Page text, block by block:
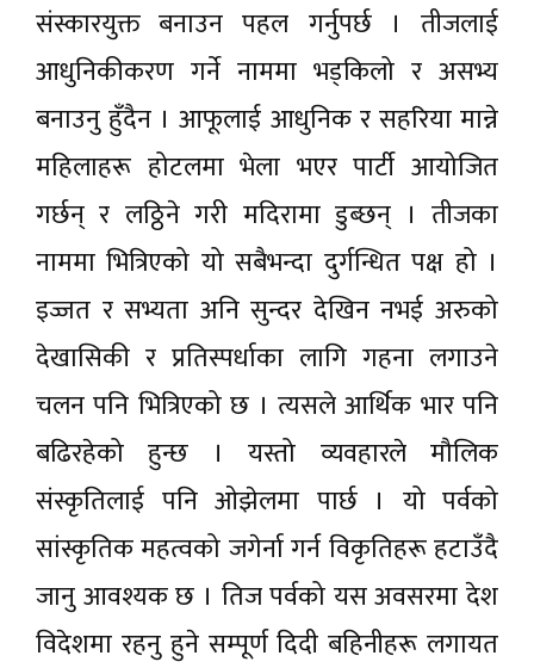
संस्कारयुक्त बनाउन पहल गर्नुपर्छ । तीजलाई
आधुनिकीकरण गर्ने नाममा भड्किलो र असभ्य
बनाउनु हुँदैन । आफूलाई आधुनिक र सहरिया मान्ने
महिलाहरू होटलमा भेला भएर पार्टी आयोजित
गर्छन् र लठ्ठिने गरी मदिरामा डुब्छन् । तीजका
नाममा भित्रिएको यो सबैभन्दा दुर्गन्धित पक्ष हो ।
इज्जत र सभ्यता अनि सुन्दर देखिन नभई अरुको
देखासिकी र प्रतिस्पर्धाका लागि गहना लगाउने
चलन पनि भित्रिएको छ । त्यसले आर्थिक भार पनि
बढिरहेको हुन्छ । यस्तो व्यवहारले मौलिक
संस्कृतिलाई पनि ओझेलमा पार्छ । यो पर्वको
सांस्कृतिक महत्वको जगेर्ना गर्न विकृतिहरू हटाउँदै
जानु आवश्यक छ । तिज पर्वको यस अवसरमा देश
विदेशमा रहनु हुने सम्पूर्ण दिदी बहिनीहरू लगायत